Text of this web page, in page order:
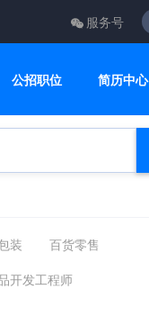
服务号
公招职位 简历中心
装
百货零售
子电气
开发工程师